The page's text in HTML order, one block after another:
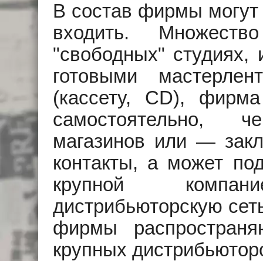
В состав фирмы могут
входить.
"свободных"
готовыми
(кассету, CD),
самостоятельно,
магазинов или —
контакты, а может
крупной
дистрибьюторскую
фирмы
крупных